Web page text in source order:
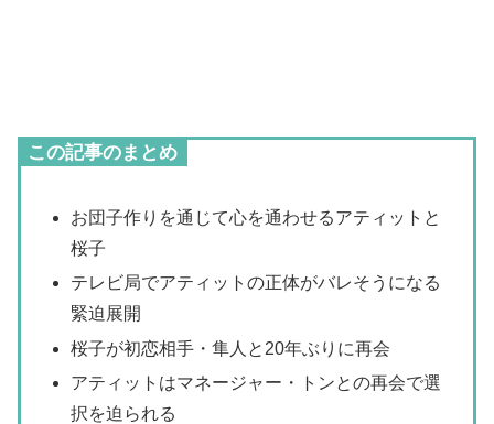
この記事のまとめ
お団子作りを通じて心を通わせるアティットと
桜子
テレビ局でアティットの正体がバレそうになる
緊迫展開
桜子が初恋相手・隼人と20年ぶりに再会
アティットはマネージャー・トンとの再会で選
択を迫られる